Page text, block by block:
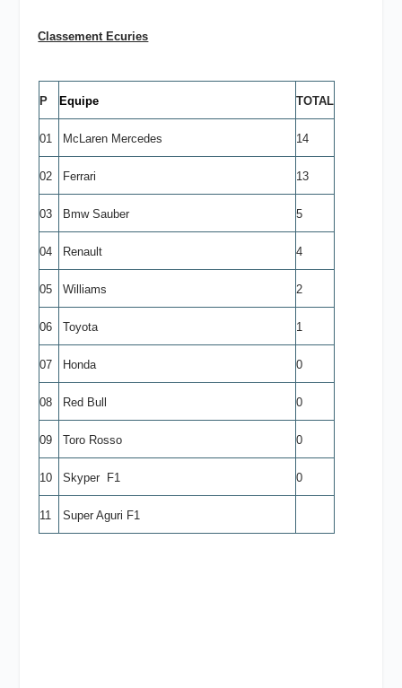
Classement Ecuries
P Equipe TOTAL
01 McLaren Mercedes 14
02 Ferrari 13
03 Bmw Sauber 5
04 Renault 4
05 Williams 2
06 Toyota 1
07 Honda 0
08 Red Bull 0
09 Toro Rosso 0
10 Skyper F1 0
11 Super Aguri F1